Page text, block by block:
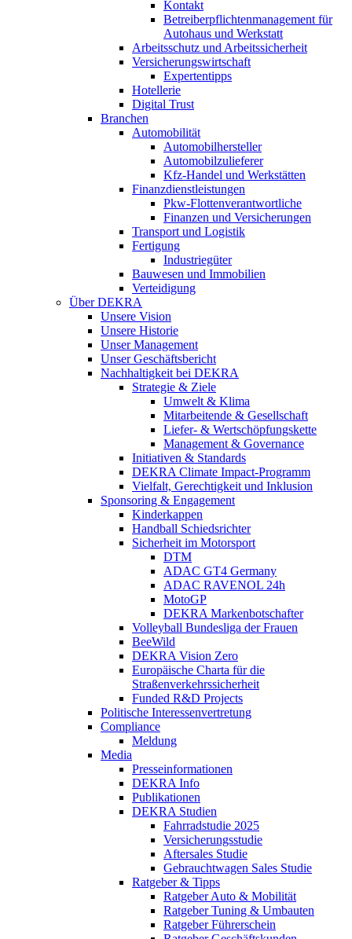
Kontakt
Betreiberpflichtenmanagement für
Autohaus und Werkstatt
Arbeitsschutz und Arbeitssicherheit
Versicherungswirtschaft
Expertentipps
Hotellerie
Digital Trust
Branchen
Automobilität
Automobilhersteller
Automobilzulieferer
Kfz-Handel und Werkstätten
Finanzdienstleistungen
Pkw‑Flottenverantwortliche
Finanzen und Versicherungen
Transport und Logistik
Fertigung
Industriegüter
Bauwesen und Immobilien
Verteidigung
Über DEKRA
Unsere Vision
Unsere Historie
Unser Management
Unser Geschäftsbericht
Nachhaltigkeit bei DEKRA
Strategie & Ziele
Umwelt & Klima
Mitarbeitende & Gesellschaft
Liefer- & Wertschöpfungskette
Management & Governance
Initiativen & Standards
DEKRA Climate Impact-Programm
Vielfalt, Gerechtigkeit und Inklusion​
Sponsoring & Engagement
Kinderkappen
Handball Schiedsrichter
Sicherheit im Motorsport
DTM
ADAC GT4 Germany
ADAC RAVENOL 24h
MotoGP
DEKRA Markenbotschafter
Volleyball Bundesliga der Frauen
BeeWild
DEKRA Vision Zero
Europäische Charta für die
Straßenverkehrssicherheit
Funded R&D Projects
Politische Interessenvertretung
Compliance
Meldung
Media
Presseinformationen
DEKRA Info
Publikationen
DEKRA Studien
Fahrradstudie 2025
Versicherungsstudie
Aftersales Studie
Gebrauchtwagen Sales Studie
Ratgeber & Tipps
Ratgeber Auto & Mobilität
Ratgeber Tuning & Umbauten
Ratgeber Führerschein